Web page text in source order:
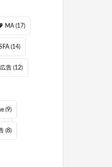
MA (17)
(14)
告 (12)
(9)
(8)